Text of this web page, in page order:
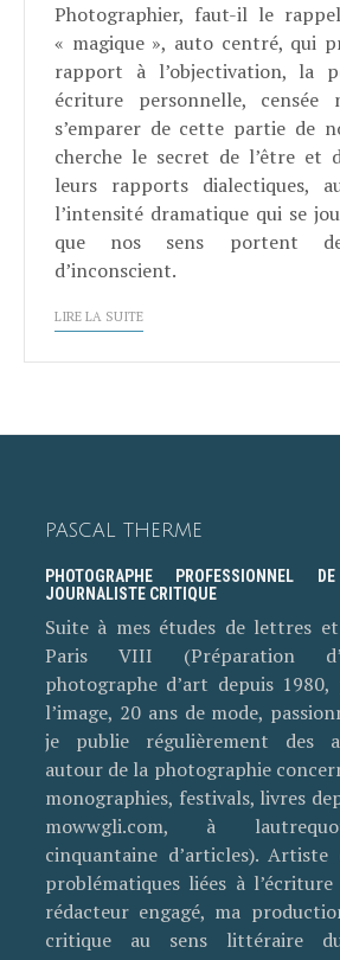
Photographier, faut-il le
« magique », auto centré, qui
rapport à l’objectivation, la
écriture personnelle, censée
s’emparer de cette partie de
cherche le secret de l’être et
leurs rapports dialectiques,
l’intensité dramatique qui se
que nos sens portent
d’inconscient.
LIRE LA SUITE
PASCAL THERME
PHOTOGRAPHE PROFESSIONNEL
JOURNALISTE CRITIQUE
Suite à mes études de lettres
Paris VIII (Préparation
photographe d’art depuis 1980,
l’image, 20 ans de mode,
je publie régulièrement des
autour de la photographie
monographies, festivals, livres
mowwgli.com, à
cinquantaine d’articles). Artiste
problématiques liées à
rédacteur engagé, ma
critique au sens littéraire